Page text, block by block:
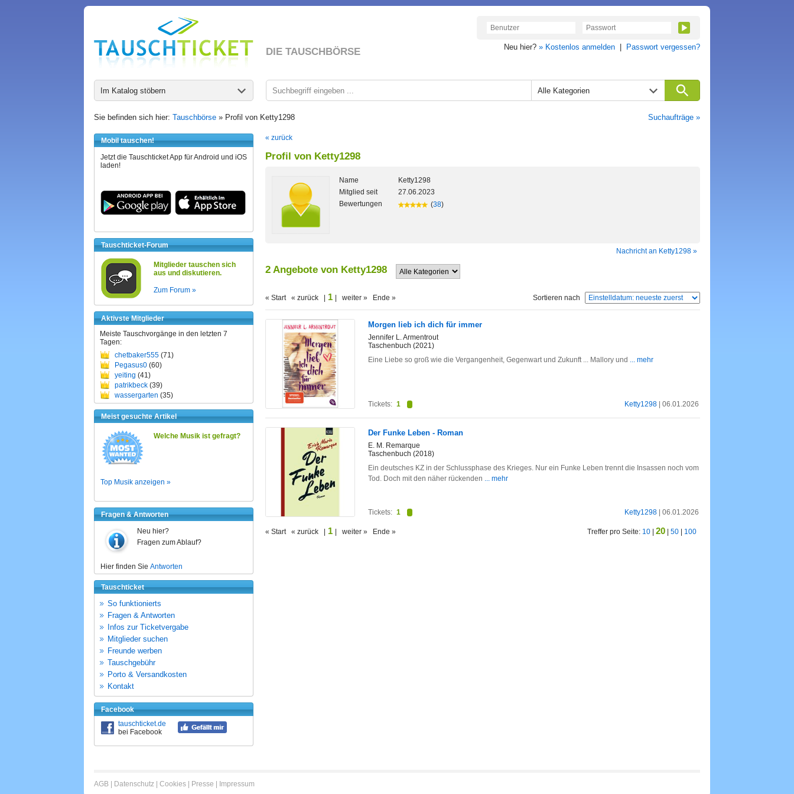
DIE TAUSCHBÖRSE Neu hier? » Kostenlos anmelden Passwort vergessen?
Im Katalog stöbern Alle Kategorien
Sie befinden sich hier: Tauschbörse » Profil von Ketty1298 Suchaufträge »
Mobil tauschen!
Jetzt die Tauschticket App für Android und iOS
laden!
Tauschticket-Forum
Mitglieder tauschen sich
aus und diskutieren.
Zum Forum »
Aktivste Mitglieder
Meiste Tauschvorgänge in den letzten 7
Tagen:
chetbaker555 (71)
Pegasus0 (60)
yeiting (41)
patrikbeck (39)
wassergarten (35)
Meist gesuchte Artikel
Welche Musik ist gefragt?
Top Musik anzeigen »
Fragen & Antworten
Neu hier?
Fragen zum Ablauf?
Hier finden Sie Antworten
Tauschticket
So funktionierts
Fragen & Antworten
Infos zur Ticketvergabe
Mitglieder suchen
Freunde werben
Tauschgebühr
Porto & Versandkosten
Kontakt
Facebook
tauschticket.de
bei Facebook
« zurück
Profil von Ketty1298
Name
Ketty1298
Mitglied seit
27.06.2023
Bewertungen
(38)
Nachricht an Ketty1298 »
2 Angebote von Ketty1298
« Start « zurück | 1 | weiter » Ende » Sortieren nach
Morgen lieb ich dich für immer
Jennifer L. Armentrout
Taschenbuch (2021)
Eine Liebe so groß wie die Vergangenheit, Gegenwart und Zukunft ... Mallory und ... mehr
Ketty1298 | 06.01.2026
Tickets: 1
Der Funke Leben - Roman
E. M. Remarque
Taschenbuch (2018)
Ein deutsches KZ in der Schlussphase des Krieges. Nur ein Funke Leben trennt die Insassen noch vom
Tod. Doch mit den näher rückenden ... mehr
Ketty1298 | 06.01.2026
Tickets: 1
« Start « zurück | 1 | weiter » Ende » Treffer pro Seite: 10 20 50 100
AGB Datenschutz Cookies Presse Impressum